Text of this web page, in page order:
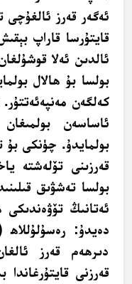
ئەگەر قەرز ئالغۇچى
قايتۇرسا قاراپ
ئالدىن ئەلا
بولسا بۇ ھالال
كەلگەن
ئاساسەن
بولمايدۇ. چۈنكى بۇ
قەرزىنى تۆلەشتە
بولسا تەشۋىق
ئەتانىڭ
دەيدۇ:
دىرھەم قەرز
قەرزنى قايتۇرغاندا